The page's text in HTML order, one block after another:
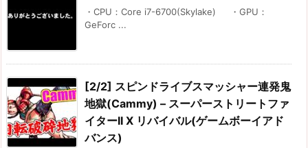
・CPU：Core i7-6700(Skylake) ・GPU：
GeForc ...
[2/2] スピンドライブスマッシャー連発鬼
地獄(Cammy) – スーパーストリートファ
イターII X リバイバル(ゲームボーイアド
バンス)